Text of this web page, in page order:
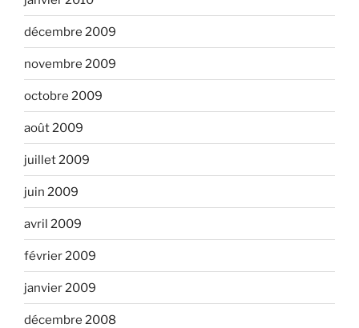
décembre 2009
novembre 2009
octobre 2009
août 2009
juillet 2009
juin 2009
avril 2009
février 2009
janvier 2009
décembre 2008